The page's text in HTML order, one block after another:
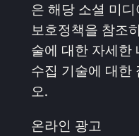
은 해당 소셜 미
보호정책을 참조
술에 대한 자세한
수집 기술에 대한
오.
온라인 광고